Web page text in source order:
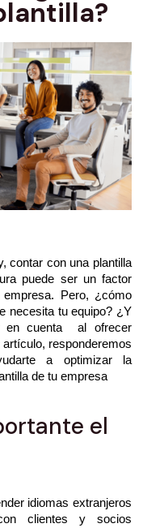
contar con una plantilla
puede ser un factor
Pero, ¿cómo
necesita tu equipo? ¿Y
en cuenta al ofrecer
responderemos
a optimizar la
de tu empresa
el
clientes y socios